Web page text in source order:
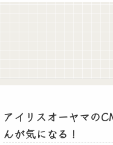
アイリスオーヤマの
んが気になる！